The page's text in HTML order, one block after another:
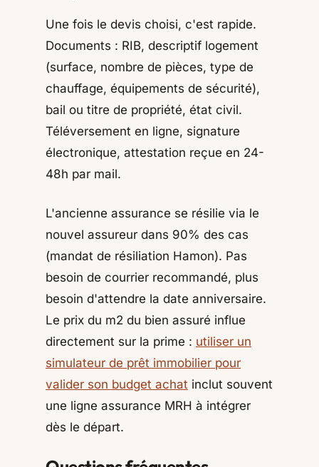
Une fois le devis choisi, c'est rapide.
Documents : RIB, descriptif logement
(surface, nombre de pièces, type de
chauffage, équipements de sécurité),
bail ou titre de propriété, état civil.
Téléversement en ligne, signature
électronique, attestation reçue en 24-
48h par mail.
L'ancienne assurance se résilie via le
nouvel assureur dans 90% des cas
(mandat de résiliation Hamon). Pas
besoin de courrier recommandé, plus
besoin d'attendre la date anniversaire.
Le prix du m2 du bien assuré influe
directement sur la prime : utiliser un
simulateur de prêt immobilier pour
valider son budget achat inclut souvent
une ligne assurance MRH à intégrer
dès le départ.